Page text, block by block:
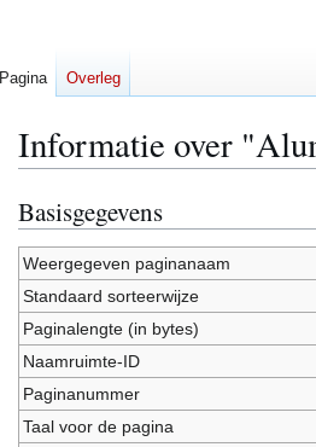
Informatie over
Naar
navigatie
springen
Naar
zoeken
springen
Basisgegevens
Weergegeven paginanaam
Standaard sorteerwijze
Paginalengte (in bytes)
Naamruimte-ID
Paginanummer
Taal voor de pagina
Pagina Overleg